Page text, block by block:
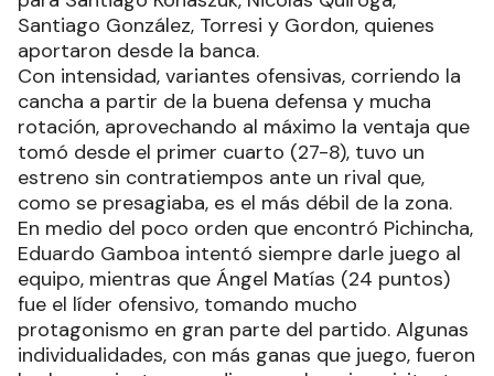
Santiago González, Torresi y Gordon, quienes
aportaron desde la banca.
Con intensidad, variantes ofensivas, corriendo la
cancha a partir de la buena defensa y mucha
rotación, aprovechando al máximo la ventaja que
tomó desde el primer cuarto (27-8), tuvo un
estreno sin contratiempos ante un rival que,
como se presagiaba, es el más débil de la zona.
En medio del poco orden que encontró Pichincha,
Eduardo Gamboa intentó siempre darle juego al
equipo, mientras que Ángel Matías (24 puntos)
fue el líder ofensivo, tomando mucho
protagonismo en gran parte del partido. Algunas
individualidades, con más ganas que juego, fueron